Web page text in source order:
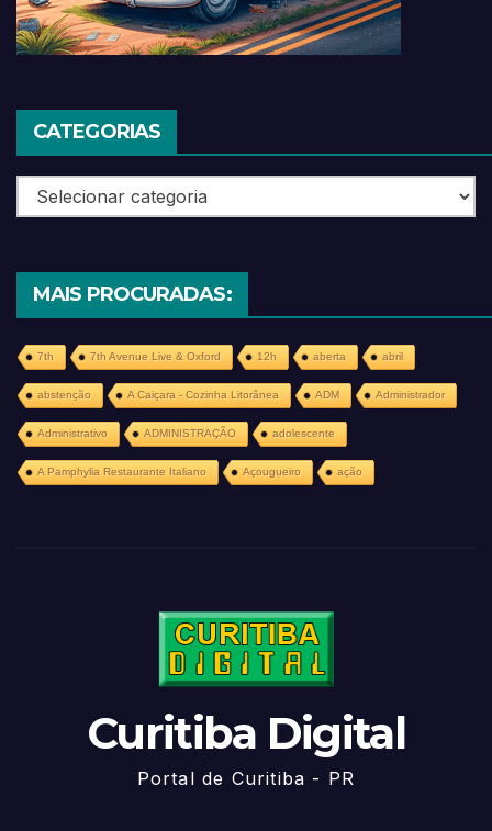
CATEGORIAS
Categorias
MAIS PROCURADAS:
7th 7th Avenue Live & Oxford 12h aberta abril
abstenção A Caiçara - Cozinha Litorânea ADM Administrador
Administrativo ADMINISTRAÇÃO adolescente
A Pamphylia Restaurante Italiano Açougueiro ação
Curitiba Digital
Portal de Curitiba - PR